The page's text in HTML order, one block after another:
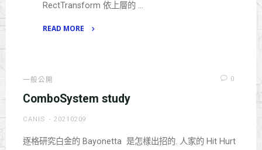
RectTransform 依上層的 …
READ MORE
to
Corners"
一般公開 0
ComboSystem study
CANIS 20210209
逐格研究白金的 Bayonetta 是怎樣出招的. 人家的 Hit Hurt